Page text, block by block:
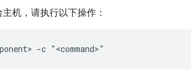
机，请执行以下操作：